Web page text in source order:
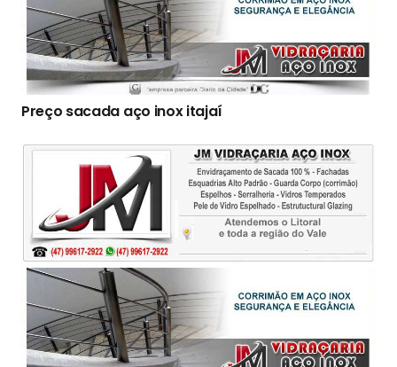
Preço sacada aço inox itajaí